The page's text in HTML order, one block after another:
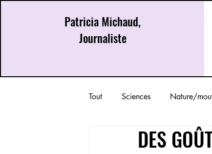
Patricia Michaud,
Journaliste
Tout Sciences Nature/
DES